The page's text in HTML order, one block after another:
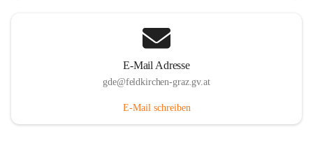
E-Mail Adresse
gde@feldkirchen-graz.gv.at
E-Mail schreiben